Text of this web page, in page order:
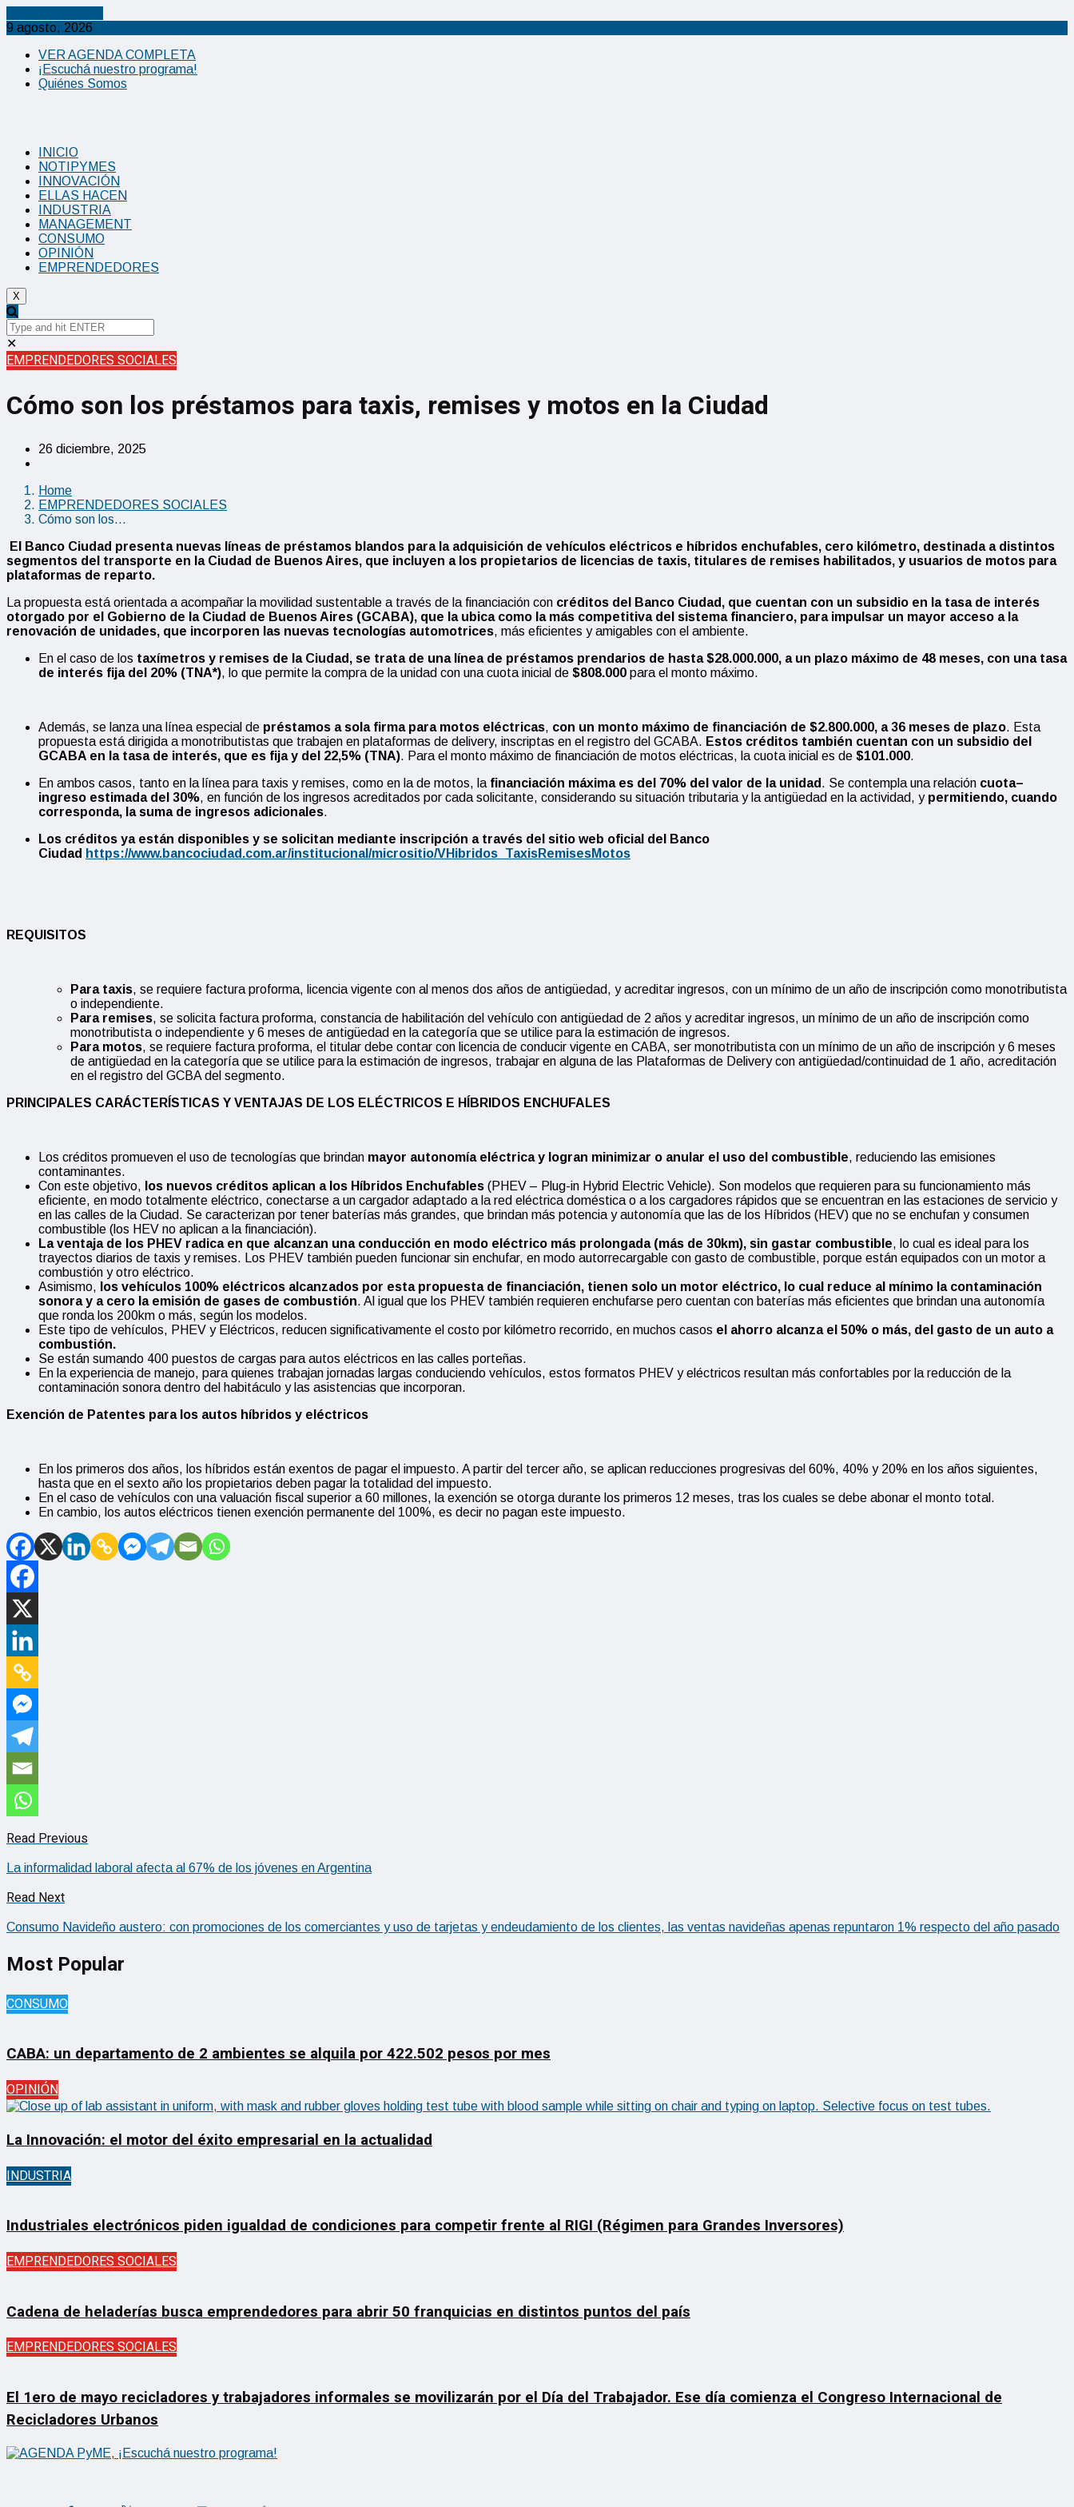
9 agosto, 2026
VER AGENDA COMPLETA
¡Escuchá nuestro programa!
Quiénes Somos
INICIO
NOTIPYMES
INNOVACIÓN
ELLAS HACEN
INDUSTRIA
MANAGEMENT
CONSUMO
OPINIÓN
EMPRENDEDORES
X
✕
EMPRENDEDORES SOCIALES
Cómo son los préstamos para taxis, remises y motos en la Ciudad
26 diciembre, 2025
Home
EMPRENDEDORES SOCIALES
Cómo son los…
El Banco Ciudad presenta nuevas líneas de préstamos blandos para la adquisición de vehículos eléctricos e híbridos enchufables, cero kilómetro, destinada a distintos
segmentos del transporte en la Ciudad de Buenos Aires, que incluyen a los propietarios de licencias de taxis, titulares de remises habilitados, y usuarios de motos para
plataformas de reparto.
La propuesta está orientada a acompañar la movilidad sustentable a través de la financiación con créditos del Banco Ciudad, que cuentan con un subsidio en la tasa de interés
otorgado por el Gobierno de la Ciudad de Buenos Aires (GCABA), que la ubica como la más competitiva del sistema financiero, para impulsar un mayor acceso a la
renovación de unidades, que incorporen las nuevas tecnologías automotrices, más eficientes y amigables con el ambiente.
En el caso de los taxímetros y remises de la Ciudad, se trata de una línea de préstamos prendarios de hasta $28.000.000, a un plazo máximo de 48 meses, con una tasa
de interés fija del 20% (TNA*), lo que permite la compra de la unidad con una cuota inicial de $808.000 para el monto máximo.
Además, se lanza una línea especial de préstamos a sola firma para motos eléctricas, con un monto máximo de financiación de $2.800.000, a 36 meses de plazo. Esta
propuesta está dirigida a monotributistas que trabajen en plataformas de delivery, inscriptas en el registro del GCABA. Estos créditos también cuentan con un subsidio del
GCABA en la tasa de interés, que es fija y del 22,5% (TNA). Para el monto máximo de financiación de motos eléctricas, la cuota inicial es de $101.000.
En ambos casos, tanto en la línea para taxis y remises, como en la de motos, la financiación máxima es del 70% del valor de la unidad . Se contempla una relación cuota–
ingreso estimada del 30%, en función de los ingresos acreditados por cada solicitante, considerando su situación tributaria y la antigüedad en la actividad, y permitiendo, cuando
corresponda, la suma de ingresos adicionales.
Los créditos ya están disponibles y se solicitan mediante inscripción a través del sitio web oficial del Banco
Ciudad https://www.bancociudad.com.ar/institucional/micrositio/VHibridos_TaxisRemisesMotos
REQUISITOS
Para taxis, se requiere factura proforma, licencia vigente con al menos dos años de antigüedad, y acreditar ingresos, con un mínimo de un año de inscripción como monotributista
o independiente.
Para remises, se solicita factura proforma, constancia de habilitación del vehículo con antigüedad de 2 años y acreditar ingresos, un mínimo de un año de inscripción como
monotributista o independiente y 6 meses de antigüedad en la categoría que se utilice para la estimación de ingresos.
Para motos, se requiere factura proforma, el titular debe contar con licencia de conducir vigente en CABA, ser monotributista con un mínimo de un año de inscripción y 6 meses
de antigüedad en la categoría que se utilice para la estimación de ingresos, trabajar en alguna de las Plataformas de Delivery con antigüedad/continuidad de 1 año, acreditación
en el registro del GCBA del segmento.
PRINCIPALES CARÁCTERÍSTICAS Y VENTAJAS DE LOS ELÉCTRICOS E HÍBRIDOS ENCHUFALES
Los créditos promueven el uso de tecnologías que brindan mayor autonomía eléctrica y logran minimizar o anular el uso del combustible, reduciendo las emisiones
contaminantes.
Con este objetivo, los nuevos créditos aplican a los Híbridos Enchufables (PHEV – Plug-in Hybrid Electric Vehicle). Son modelos que requieren para su funcionamiento más
eficiente, en modo totalmente eléctrico, conectarse a un cargador adaptado a la red eléctrica doméstica o a los cargadores rápidos que se encuentran en las estaciones de servicio y
en las calles de la Ciudad. Se caracterizan por tener baterías más grandes, que brindan más potencia y autonomía que las de los Híbridos (HEV) que no se enchufan y consumen
combustible (los HEV no aplican a la financiación).
La ventaja de los PHEV radica en que alcanzan una conducción en modo eléctrico más prolongada (más de 30km), sin gastar combustible, lo cual es ideal para los
trayectos diarios de taxis y remises. Los PHEV también pueden funcionar sin enchufar, en modo autorrecargable con gasto de combustible, porque están equipados con un motor a
combustión y otro eléctrico.
Asimismo, los vehículos 100% eléctricos alcanzados por esta propuesta de financiación, tienen solo un motor eléctrico, lo cual reduce al mínimo la contaminación
sonora y a cero la emisión de gases de combustión. Al igual que los PHEV también requieren enchufarse pero cuentan con baterías más eficientes que brindan una autonomía
que ronda los 200km o más, según los modelos.
Este tipo de vehículos, PHEV y Eléctricos, reducen significativamente el costo por kilómetro recorrido, en muchos casos el ahorro alcanza el 50% o más, del gasto de un auto a
combustión.
Se están sumando 400 puestos de cargas para autos eléctricos en las calles porteñas.
En la experiencia de manejo, para quienes trabajan jornadas largas conduciendo vehículos, estos formatos PHEV y eléctricos resultan más confortables por la reducción de la
contaminación sonora dentro del habitáculo y las asistencias que incorporan.
Exención de Patentes para los autos híbridos y eléctricos
En los primeros dos años, los híbridos están exentos de pagar el impuesto. A partir del tercer año, se aplican reducciones progresivas del 60%, 40% y 20% en los años siguientes,
hasta que en el sexto año los propietarios deben pagar la totalidad del impuesto.
En el caso de vehículos con una valuación fiscal superior a 60 millones, la exención se otorga durante los primeros 12 meses, tras los cuales se debe abonar el monto total.
En cambio, los autos eléctricos tienen exención permanente del 100%, es decir no pagan este impuesto.
Read Previous
La informalidad laboral afecta al 67% de los jóvenes en Argentina
Read Next
Consumo Navideño austero: con promociones de los comerciantes y uso de tarjetas y endeudamiento de los clientes, las ventas navideñas apenas repuntaron 1% respecto del año pasado
Most Popular
CONSUMO
CABA: un departamento de 2 ambientes se alquila por 422.502 pesos por mes
OPINIÓN
La Innovación: el motor del éxito empresarial en la actualidad
INDUSTRIA
Industriales electrónicos piden igualdad de condiciones para competir frente al RIGI (Régimen para Grandes Inversores)
EMPRENDEDORES SOCIALES
Cadena de heladerías busca emprendedores para abrir 50 franquicias en distintos puntos del país
EMPRENDEDORES SOCIALES
El 1ero de mayo recicladores y trabajadores informales se movilizarán por el Día del Trabajador. Ese día comienza el Congreso Internacional de
Recicladores Urbanos